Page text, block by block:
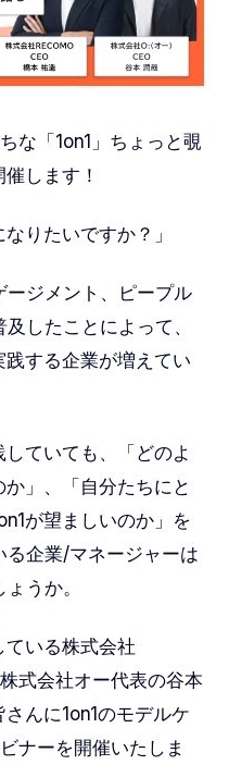
な「1on1」ちょっと覗
します！
りたいですか？」
ジメント、ピープル
したことによって、
践する企業が増えてい
ていても、「どのよ
か」、「自分たちにと
が望ましいのか」を
る企業/マネージャーは
うか。
ている株式会社
式会社オー代表の谷本
んに1on1のモデルケ
ナーを開催いたしま